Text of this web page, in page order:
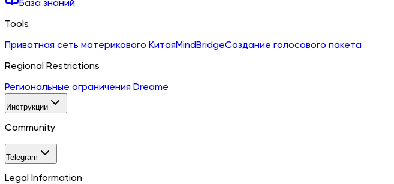
База знаний
Tools
Приватная сеть материкового КитаяMindBridgeСоздание голосового пакета
Regional Restrictions
Региональные ограничения Dreame
Инструкции
Community
Telegram
Legal Information